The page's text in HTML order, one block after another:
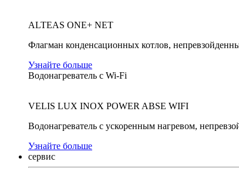
ALTEAS ONE+ NET
Флагман конденсационных котлов,
Узнайте больше
Водонагреватель с Wi-Fi
VELIS LUX INOX POWER ABSE WIFI
Водонагреватель с ускоренным нагревом,
Узнайте больше
сервис